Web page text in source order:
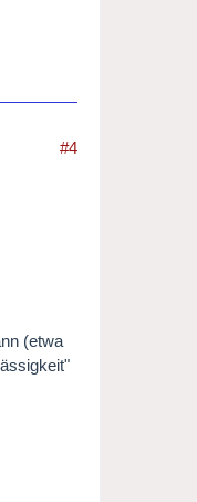
#4
(etwa